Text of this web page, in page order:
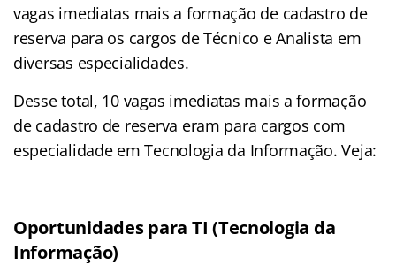
vagas imediatas mais a formação de cadastro de
reserva para os cargos de Técnico e Analista em
diversas especialidades.
Desse total, 10 vagas imediatas mais a formação
de cadastro de reserva eram para cargos com
especialidade em Tecnologia da Informação. Veja:
Oportunidades para TI (Tecnologia da
Informação)